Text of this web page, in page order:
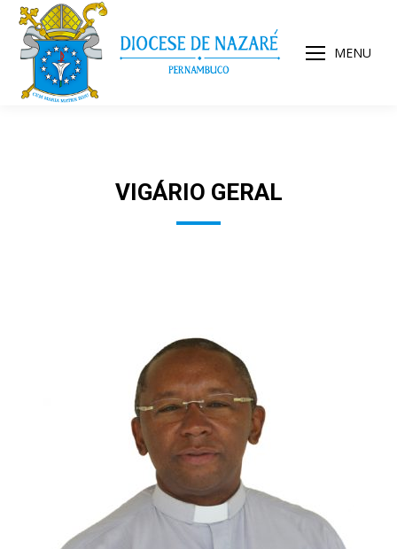
MENU
VIGÁRIO GERAL